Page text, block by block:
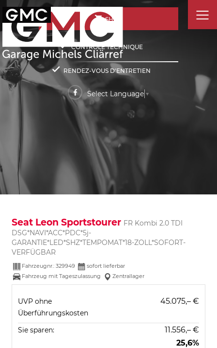
SHOP
CONTRÔLE TECHNIQUE
RENDEZ-VOUS D'ENTRETIEN
Select Language ▼
Seat Leon Sportstourer FR Kombi 2.0 TDI
DSG*NAVI*ACC*PDC*5j-
GARANTIE*LED*SHZ*TEMPOMAT*18-ZOLL*SOFORT-
VERFÜGBAR
Fahrzeugnr.: 329949
sofort lieferbar
Fahrzeug mit Tageszulassung
Zentrallager
UVP ohne
Überführungskosten
45.075,– €
Sie sparen:
11.556,– €
25,6%